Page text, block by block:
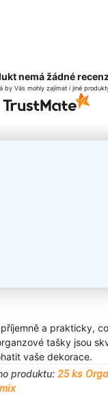
nemá žádné
by Vás mohly zajímat i jiné
a prakticky,
tašky jsou
vaše dekorace.
produktu: 25 ks